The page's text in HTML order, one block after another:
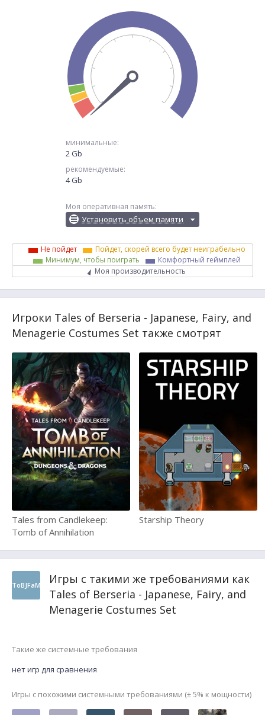
минимальные:
2 Gb
рекомендуемые:
4 Gb
Моя оперативная память:
Установить объем памяти
Не пойдет
Пойдет, скорей всего будет неиграбельно
Минимум, чтобы поиграть
Комфортный геймплей
Моя производительность
Игроки Tales of Berseria - Japanese, Fairy, and
Menagerie Costumes Set также смотрят
Tales from Candlekeep:
Tomb of Annihilation
Starship Theory
ToBJFaM
Игры с такими же требованиями как
Tales of Berseria - Japanese, Fairy, and
Menagerie Costumes Set
Такие же системные требования
нет игр для сравнения
Игры с похожими системными требованиями (± 5% к мощности)